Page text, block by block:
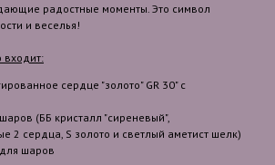
радостные моменты. Это символ
и веселья!
сердце "золото" GR 30" с
(ББ кристалл "сиреневый",
2 сердца, S золото и светлый аметист шелк)
шаров